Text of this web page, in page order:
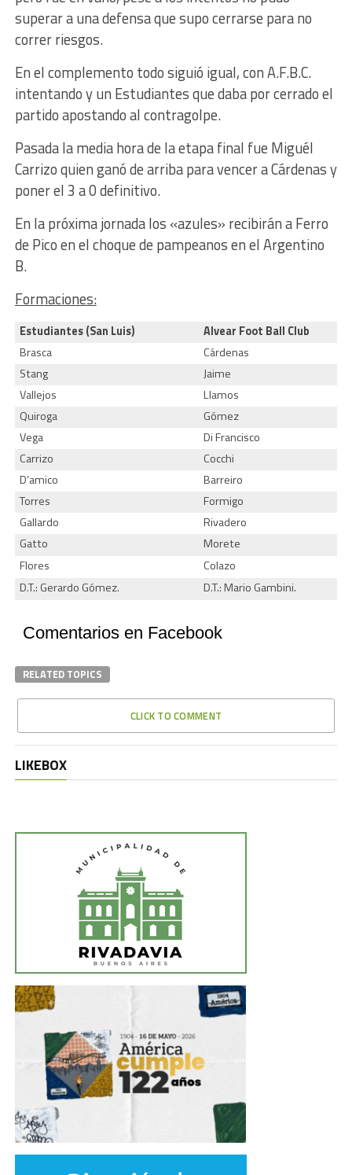
superar a una defensa que supo cerrarse para no
correr riesgos.
En el complemento todo siguió igual, con A.F.B.C.
intentando y un Estudiantes que daba por cerrado el
partido apostando al contragolpe.
Pasada la media hora de la etapa final fue Miguél
Carrizo quien ganó de arriba para vencer a Cárdenas y
poner el 3 a 0 definitivo.
En la próxima jornada los «azules» recibirán a Ferro
de Pico en el choque de pampeanos en el Argentino
B.
Formaciones:
Estudiantes (San Luis)
Alvear Foot Ball Club
Brasca
Cárdenas
Stang
Jaime
Vallejos
Llamos
Quiroga
Gómez
Vega
Di Francisco
Carrizo
Cocchi
D’amico
Barreiro
Torres
Formigo
Gallardo
Rivadero
Gatto
Morete
Flores
Colazo
D.T.: Gerardo Gómez.
D.T.: Mario Gambini.
Comentarios en Facebook
RELATED TOPICS
CLICK TO COMMENT
LIKEBOX